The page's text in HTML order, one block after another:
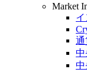
Market
通
中
中